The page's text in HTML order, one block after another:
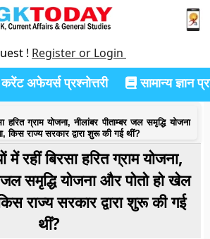
! Register or Login
करेंट अफेयर्स प्रश्नोत्तरी सामान्य ज्ञान
हरित ग्राम योजना, नीलांबर पीताम्बर जल समृद्धि योजना
किस राज्य सरकार द्वारा शुरू की गई थीं?
में रहीं बिरसा हरित ग्राम योजना,
जल समृद्धि योजना और पोतो हो खेल
राज्य सरकार द्वारा शुरू की गई
थीं?